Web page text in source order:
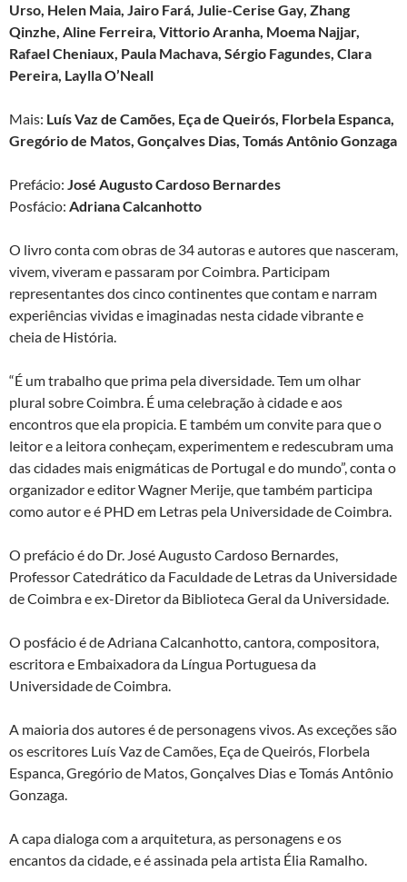
Urso, Helen Maia, Jairo Fará, Julie-Cerise Gay, Zhang
Qinzhe, Aline Ferreira, Vittorio Aranha, Moema Najjar,
Rafael Cheniaux, Paula Machava, Sérgio Fagundes, Clara
Pereira, Laylla O’Neall
Mais: Luís Vaz de Camões, Eça de Queirós, Florbela Espanca,
Gregório de Matos, Gonçalves Dias, Tomás Antônio Gonzaga
Prefácio: José Augusto Cardoso Bernardes
Posfácio: Adriana Calcanhotto
O livro conta com obras de 34 autoras e autores que nasceram,
vivem, viveram e passaram por Coimbra. Participam
representantes dos cinco continentes que contam e narram
experiências vividas e imaginadas nesta cidade vibrante e
cheia de História.
“É um trabalho que prima pela diversidade. Tem um olhar
plural sobre Coimbra. É uma celebração à cidade e aos
encontros que ela propicia. E também um convite para que o
leitor e a leitora conheçam, experimentem e redescubram uma
das cidades mais enigmáticas de Portugal e do mundo”, conta o
organizador e editor Wagner Merije, que também participa
como autor e é PHD em Letras pela Universidade de Coimbra.
O prefácio é do Dr. José Augusto Cardoso Bernardes,
Professor Catedrático da Faculdade de Letras da Universidade
de Coimbra e ex-Diretor da Biblioteca Geral da Universidade.
O posfácio é de Adriana Calcanhotto, cantora, compositora,
escritora e Embaixadora da Língua Portuguesa da
Universidade de Coimbra.
A maioria dos autores é de personagens vivos. As exceções são
os escritores Luís Vaz de Camões, Eça de Queirós, Florbela
Espanca, Gregório de Matos, Gonçalves Dias e Tomás Antônio
Gonzaga.
A capa dialoga com a arquitetura, as personagens e os
encantos da cidade, e é assinada pela artista Élia Ramalho.